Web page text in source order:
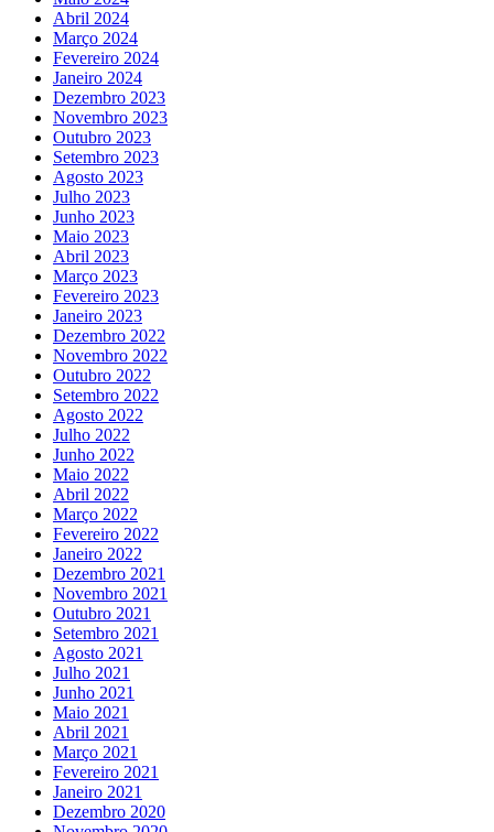
Abril 2024
Março 2024
Fevereiro 2024
Janeiro 2024
Dezembro 2023
Novembro 2023
Outubro 2023
Setembro 2023
Agosto 2023
Julho 2023
Junho 2023
Maio 2023
Abril 2023
Março 2023
Fevereiro 2023
Janeiro 2023
Dezembro 2022
Novembro 2022
Outubro 2022
Setembro 2022
Agosto 2022
Julho 2022
Junho 2022
Maio 2022
Abril 2022
Março 2022
Fevereiro 2022
Janeiro 2022
Dezembro 2021
Novembro 2021
Outubro 2021
Setembro 2021
Agosto 2021
Julho 2021
Junho 2021
Maio 2021
Abril 2021
Março 2021
Fevereiro 2021
Janeiro 2021
Dezembro 2020